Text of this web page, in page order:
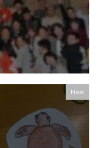
Next